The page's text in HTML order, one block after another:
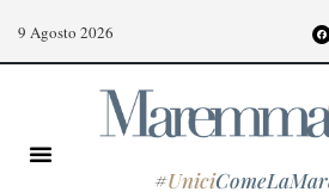
9 Agosto 2026
#Unici